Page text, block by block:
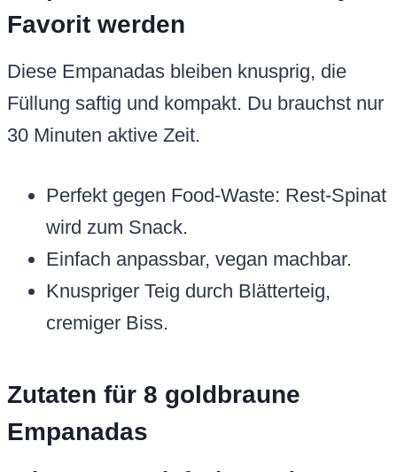
Favorit werden
Diese Empanadas bleiben knusprig, die
Füllung saftig und kompakt. Du brauchst nur
30 Minuten aktive Zeit.
Perfekt gegen Food-Waste: Rest-Spinat
wird zum Snack.
Einfach anpassbar, vegan machbar.
Knuspriger Teig durch Blätterteig,
cremiger Biss.
Zutaten für 8 goldbraune
Empanadas